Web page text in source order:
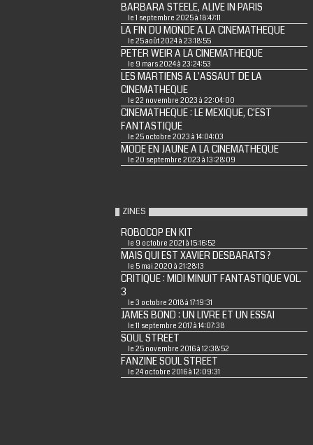
BARBARA STEELE, ALIVE IN PARIS
le 1 septembre 2025 à 18:47:11
LA FIN DU MONDE A LA CINEMATHEQUE
le 25 août 2024 à 23:18:55
PETER WEIR A LA CINEMATHEQUE
le 9 mars 2024 à 23:24:53
LES MARTIENS A L'ASSAUT DE LA
CINEMATHEQUE
le 22 novembre 2023 à 22:04:00
CINEMATHEQUE : LE MEXIQUE, C'EST
FANTASTIQUE
le 25 octobre 2023 à 14:04:03
MODE EN JAUNE A LA CINEMATHEQUE
le 20 septembre 2023 à 13:28:09
ZINES
ROBOCOP EN KIT
le 9 octobre 2021 à 15:16:52
MAIS QUI EST XAVIER DESBARATS ?
le 5 mai 2020 à 21:28:13
CRITIQUE : MIDI MINUIT FANTASTIQUE VOL.
3
le 3 octobre 2018 à 17:19:31
JAMES BOND : UN LIVRE ET UN ESSAI
le 11 septembre 2017 à 14:07:38
SOUL STREET
le 25 novembre 2016 à 12:38:52
FANZINE SOUL STREET
le 24 octobre 2016 à 12:09:31